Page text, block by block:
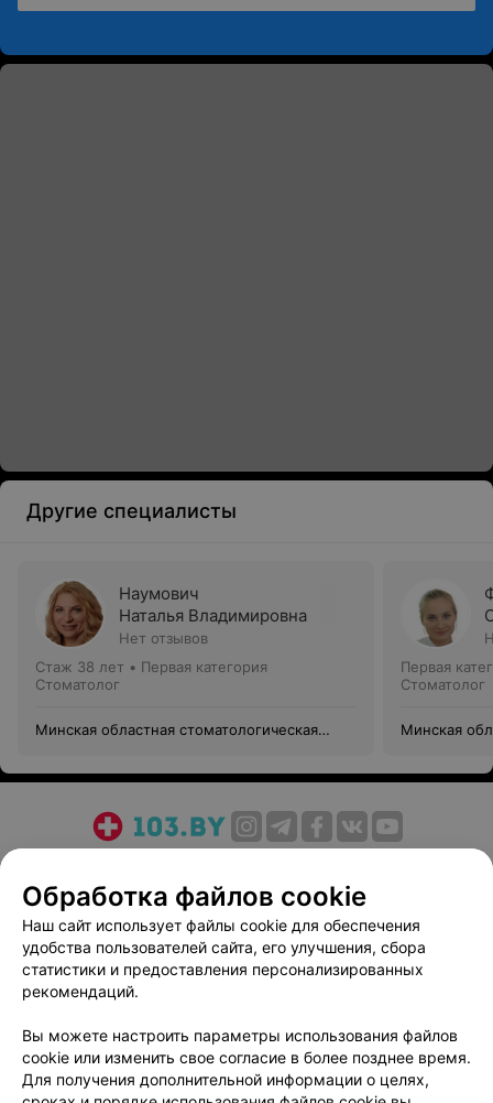
Другие специалисты
Наумович
Наталья Владимировна
Нет отзывов
Стаж 38 лет • Первая категория
Стоматолог
Минская областная стоматологическая
Первая
Стоматолог
Минская
Медицинский маркетинг
Публичный договор
Пользовательское соглашение
Способы оплаты
Вакансии
Партнеры
Написать руководителю 103.by
Персональные настройки cookie
Обработка персональных данных
Обработка файлов cookie
Наш сайт использует файлы cookie для обеспечения
удобства пользователей сайта, его улучшения, сбора
статистики и предоставления персонализированных
рекомендаций.
Вы можете настроить параметры использования файлов
cookie или изменить свое согласие в более позднее время.
Для получения дополнительной информации о целях,